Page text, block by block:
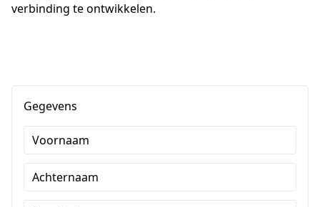
verbinding te ontwikkelen.
Gegevens
Voornaam
Achternaam